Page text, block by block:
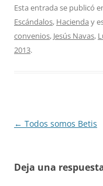
Esta entrada se publicó
Escándalos, Hacienda y
convenios, Jesús Navas,
2013.
Navegación
← Todos somos Betis
Deja una